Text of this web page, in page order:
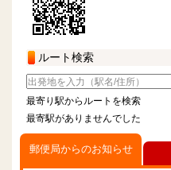
ルート検索
最寄り駅からルートを検索
最寄駅がありませんでした
郵便局からのお知らせ